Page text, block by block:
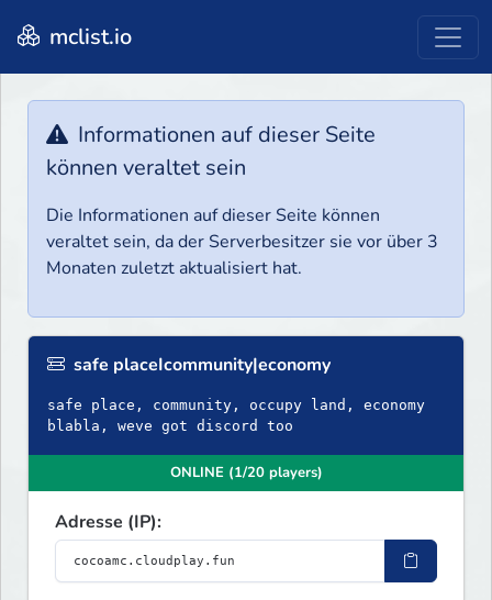
mclist.io
Informationen auf dieser Seite
können veraltet sein
Die Informationen auf dieser Seite können
veraltet sein, da der Serverbesitzer sie vor über 3
Monaten zuletzt aktualisiert hat.
safe placeIcommunity|economy
safe place, community, occupy land, economy
blabla, weve got discord too
ONLINE (1/20 players)
Adresse (IP):